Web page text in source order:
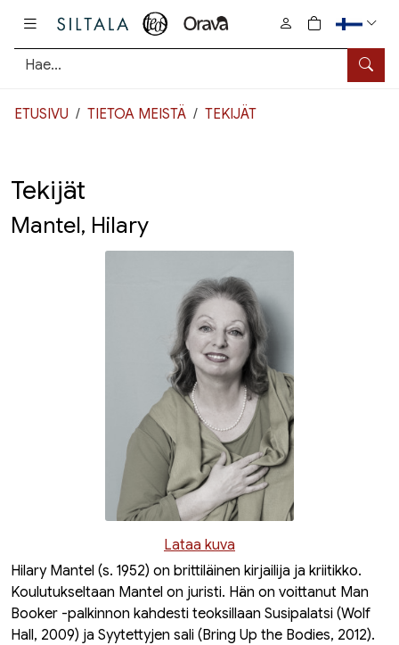
Hae
0
tuotetta
ETUSIVU TIETOA MEISTÄ TEKIJÄT
Tekijät
Mantel, Hilary
Lataa kuva
Hilary Mantel (s. 1952) on brittiläinen kirjailija ja kriitikko.
Koulutukseltaan Mantel on juristi. Hän on voittanut Man
Booker -palkinnon kahdesti teoksillaan Susipalatsi (Wolf
Hall, 2009) ja Syytettyjen sali (Bring Up the Bodies, 2012).